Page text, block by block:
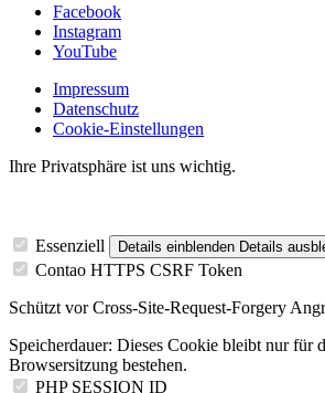
Facebook
Instagram
YouTube
Impressum
Datenschutz
Cookie-Einstellungen
Ihre Privatsphäre ist uns wichtig.
Essenziell Details einblenden Details
Contao HTTPS CSRF Token
Schützt vor Cross-Site-Request-Forgery
Speicherdauer: Dieses Cookie bleibt nur für
Browsersitzung bestehen.
PHP SESSION ID